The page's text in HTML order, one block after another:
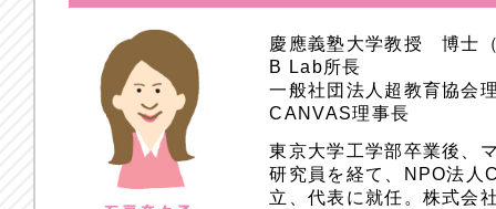
慶應義塾大学教授 博士
B Lab所長
一般社団法人超教育協会
CANVAS理事長
東京大学工学部卒業後、
研究員を経て、NPO法人
立、代表に就任。株式会